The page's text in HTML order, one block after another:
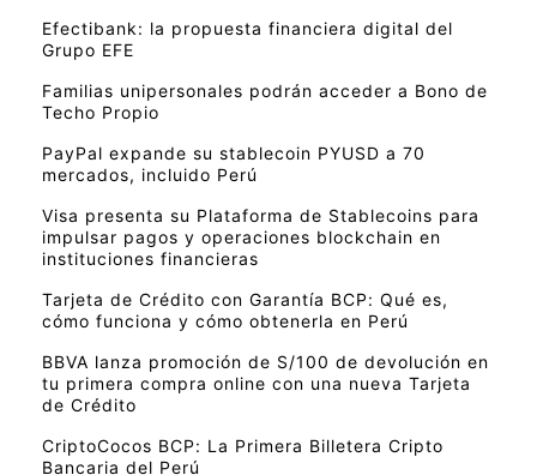
Efectibank: la propuesta financiera digital del
Grupo EFE
Familias unipersonales podrán acceder a Bono de
Techo Propio
PayPal expande su stablecoin PYUSD a 70
mercados, incluido Perú
Visa presenta su Plataforma de Stablecoins para
impulsar pagos y operaciones blockchain en
instituciones financieras
Tarjeta de Crédito con Garantía BCP: Qué es,
cómo funciona y cómo obtenerla en Perú
BBVA lanza promoción de S/100 de devolución en
tu primera compra online con una nueva Tarjeta
de Crédito
CriptoCocos BCP: La Primera Billetera Cripto
Bancaria del Perú